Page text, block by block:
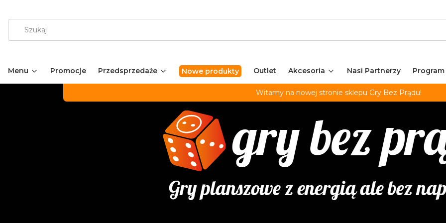
Menu Promocje Przedsprzedaże Nowe produkty Outlet Akcesoria Nasi Partnerzy
Witamy na nowej stronie sklepu Gry Bez Prądu!